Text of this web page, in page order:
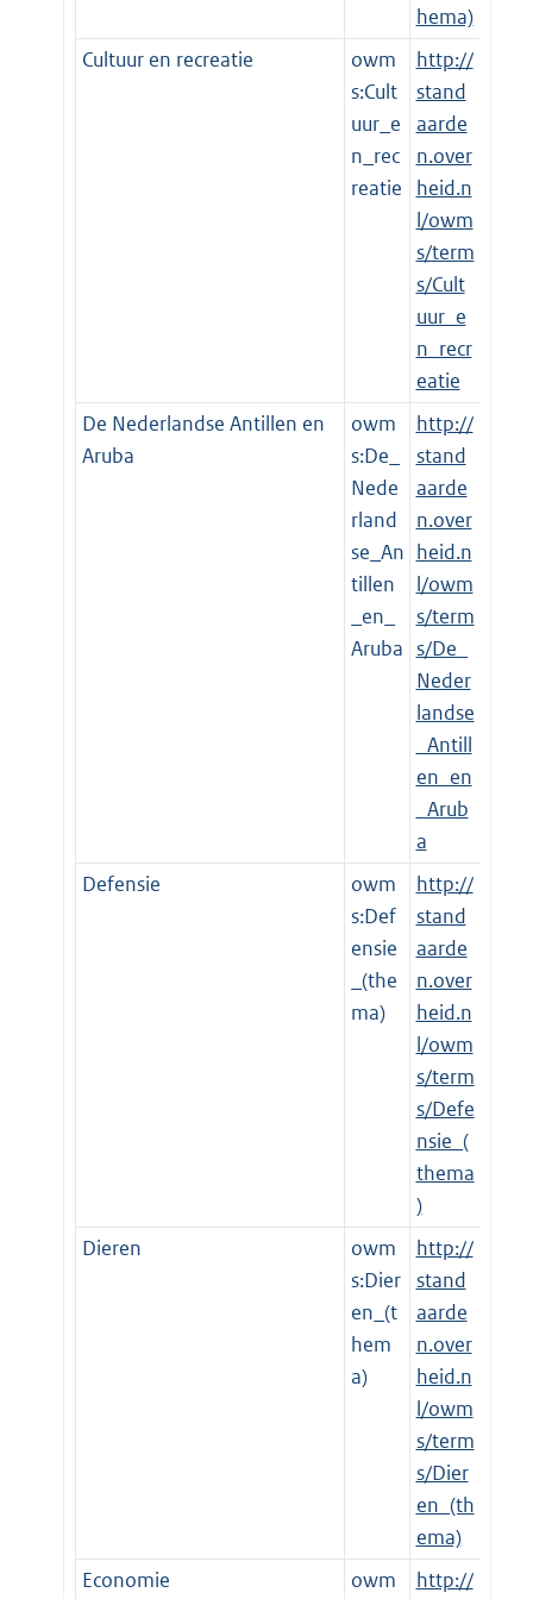
hema)
Cultuur en recreatie
owm
s:Cult
uur_e
n_rec
reatie
http://
stand
aarde
n.over
heid.n
l/owm
s/term
s/Cult
uur_e
n_recr
eatie
De Nederlandse Antillen en
Aruba
owm
s:De_
Nede
rland
se_An
tillen
_en_
Aruba
http://
stand
aarde
n.over
heid.n
l/owm
s/term
s/De_
Neder
landse
_Antill
en_en
_Arub
a
Defensie
owm
s:Def
ensie
_(the
ma)
http://
stand
aarde
n.over
heid.n
l/owm
s/term
s/Defe
nsie_(
thema
)
Dieren
owm
s:Dier
en_(t
hem
a)
http://
stand
aarde
n.over
heid.n
l/owm
s/term
s/Dier
en_(th
ema)
Economie
owm
http://